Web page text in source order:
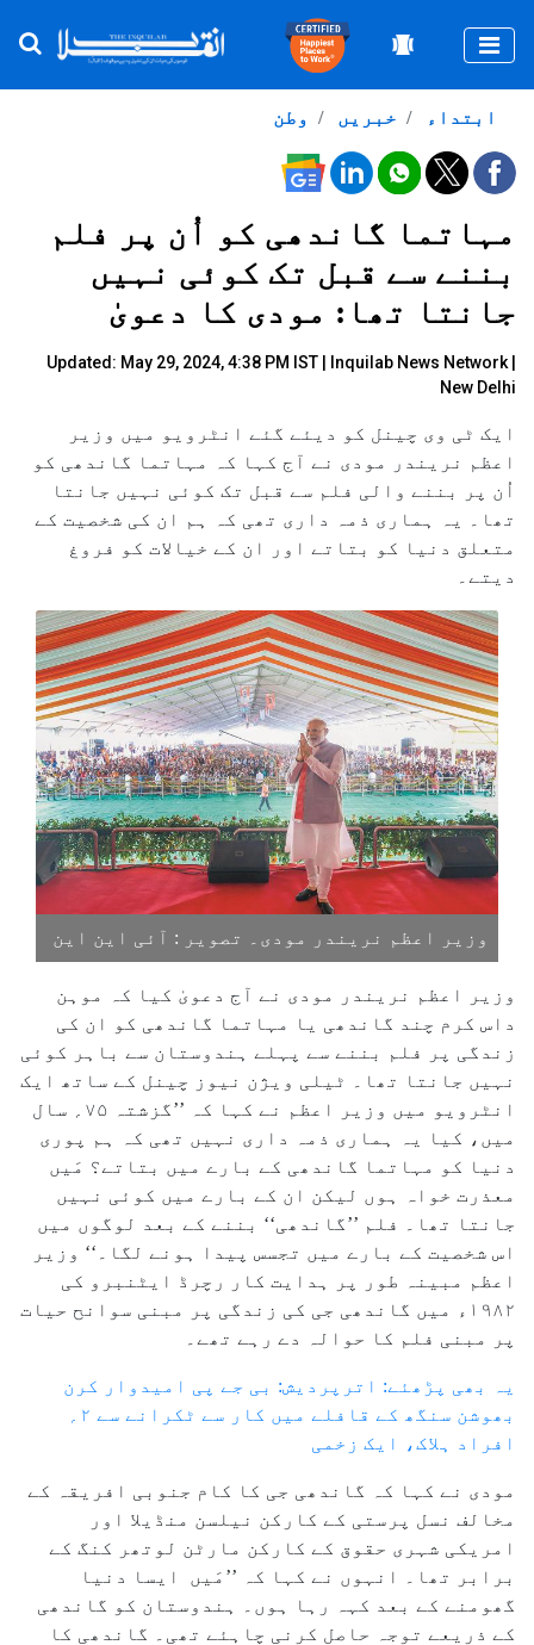
وطن خبریں ابتداء
مہاتما گاندھی کو اُن پر فلم
بننے سے قبل تک کوئی نہیں
جانتا تھا: مودی کا دعویٰ
Updated: May 29, 2024, 4:38 PM IST | Inquilab News Network
New Delhi
ایک ٹی وی چینل کو دیئے گئے انٹرویو میں وزیر
اعظم نریندر مودی نے آج کہا کہ مہاتما گاندھی کو
اُن پر بننے والی فلم سے قبل تک کوئی نہیں جانتا
تھا۔ یہ ہماری ذمہ داری تھی کہ ہم ان کی شخصیت کے
متعلق دنیا کو بتاتے اور ان کے خیالات کو فروغ
دیتے۔
وزیر اعظم نریندر مودی۔ تصویر : آئی این این
وزیر اعظم نریندر مودی نے آج دعویٰ کیا کہ موہن
داس کرم چند گاندھی یا مہاتما گاندھی کو ان کی
زندگی پر فلم بننے سے پہلے ہندوستان سے باہر کوئی
نہیں جانتا تھا۔ ٹیلی ویژن نیوز چینل کے ساتھ ایک
انٹرویو میں وزیر اعظم نے کہا کہ ’’گزشتہ ۷۵؍ سال
میں، کیا یہ ہماری ذمہ داری نہیں تھی کہ ہم پوری
دنیا کو مہاتما گاندھی کے بارے میں بتاتے؟ مَیں
معذرت خواہ ہوں لیکن ان کے بارے میں کوئی نہیں
جانتا تھا۔ فلم ’’گاندھی‘‘ بننے کے بعد لوگوں میں
اس شخصیت کے بارے میں تجسس پیدا ہونے لگا۔‘‘ وزیر
اعظم مبینہ طور پر ہدایت کار رچرڈ ایٹنبرو کی
۱۹۸۲ء میں گاندھی جی کی زندگی پر مبنی سوانح حیات
پر مبنی فلم کا حوالہ دے رہے تھے۔
یہ بھی پڑھئے: اترپردیش: بی جے پی امیدوار کرن
افراد ہلاک، ایک زخمی
مودی نے کہا کہ گاندھی جی کا کام جنوبی افریقہ کے
مخالف نسل پرستی کے کارکن نیلسن منڈیلا اور
امریکی شہری حقوق کے کارکن مارٹن لوتھر کنگ کے
برابر تھا۔ انہوں نے کہا کہ ’’مَیں ایسا دنیا
گھومنے کے بعد کہہ رہا ہوں۔ ہندوستان کو گاندھی
کے ذریعے توجہ حاصل کرنی چاہئے تھی۔ گاندھی کا